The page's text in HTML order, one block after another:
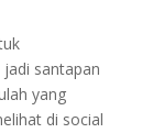
santapan
yang
di social